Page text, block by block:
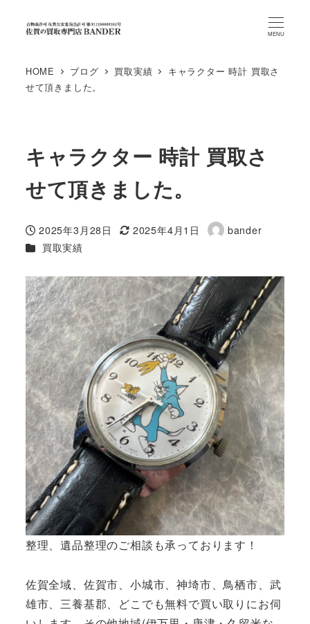
MENU
HOME ブログ 買取実績
キャラクター 時計 買取さ
せて頂きました。
キャラクター 時計 買取さ
せて頂きました。
投稿日
2025年3月28日
更新日
2025年4月1日
著
bander
カテゴリー
買取実績
整理、遺品整理のご相談も承っております！
佐賀全域、佐賀市、小城市、神埼市、鳥栖市、武
雄市、三養基郡、どこでも無料で買い取りにお伺